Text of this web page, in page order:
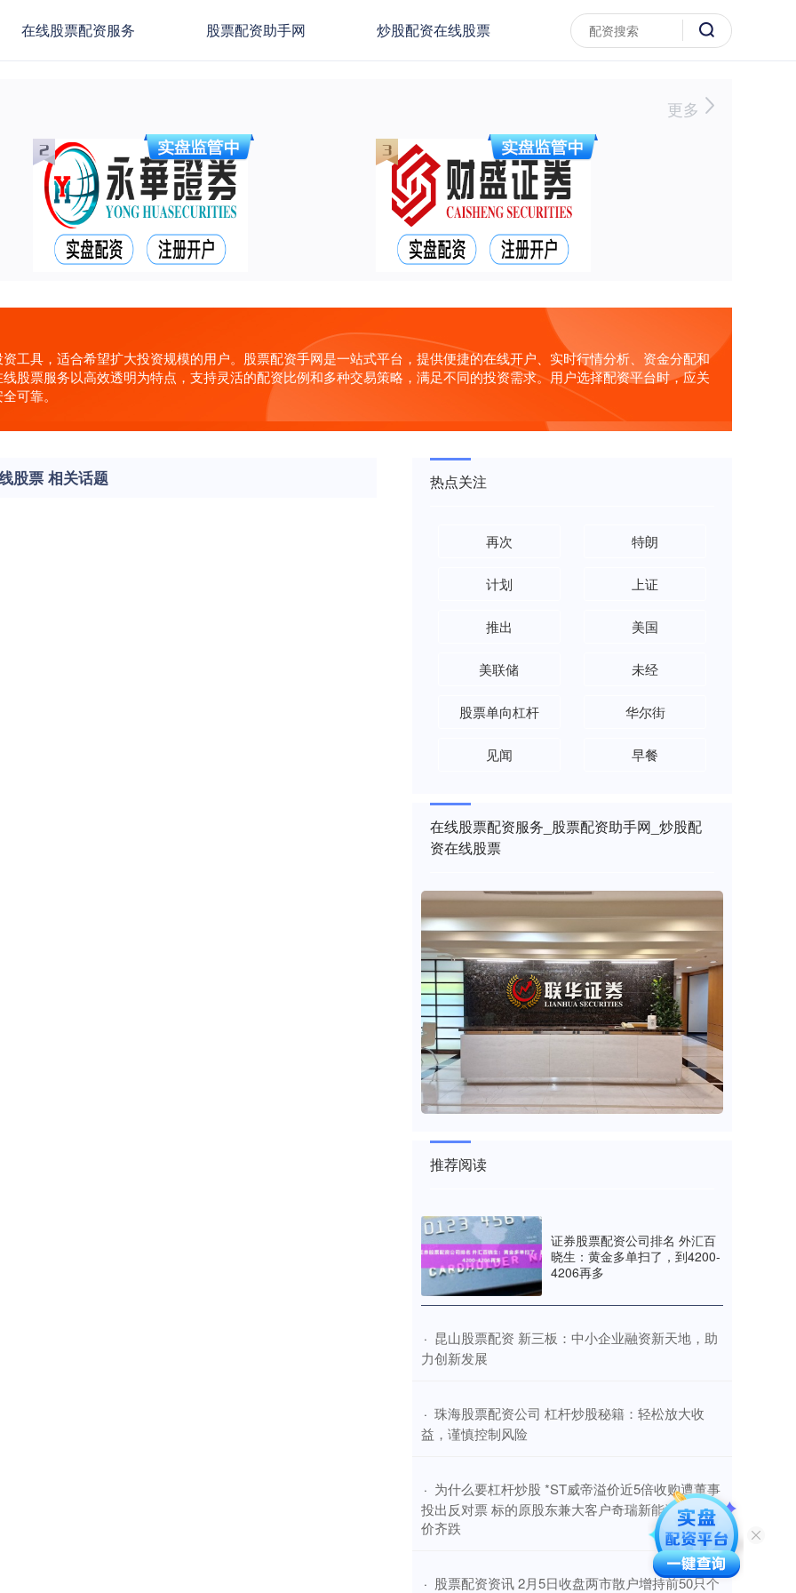
在线股票配资服务 股票配资助手网 炒股配资在线股票
更多
工具，适合希望扩大投资规模的用户。股票配资手网是一站式平台，提供便捷的在线开户、实时行情分析、资金分配和
股票服务以高效透明为特点，支持灵活的配资比例和多种交易策略，满足不同的投资需求。用户选择配资平台时，应关
可靠。
股票 相关话题 热点关注
再次 特朗
计划 上证
推出 美国
美联储 未经
股票单向杠杆 华尔街
见闻 早餐
在线股票配资服务_股票配资助手网_炒股配
资在线股票
推荐阅读
证券股票配资公司排名 外汇百
晓生：黄金多单扫了，到4200-
4206再多
· ​昆山股票配资 新三板：中小企业融资新天地，助
力创新发展
· ​珠海股票配资公司 杠杆炒股秘籍：轻松放大收
益，谨慎控制风险
· ​为什么要杠杆炒股 *ST威帝溢价近5倍收购遭董事
投出反对票 标的原股东兼大客户奇瑞新能源汽车量
价齐跌
· ​股票配资资讯 2月5日收盘两市散户增持前50只个